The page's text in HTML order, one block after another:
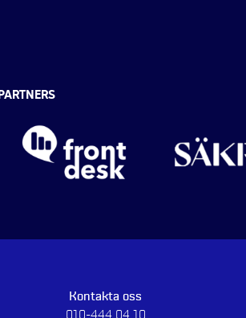
Kontakta oss
010-444 04 10